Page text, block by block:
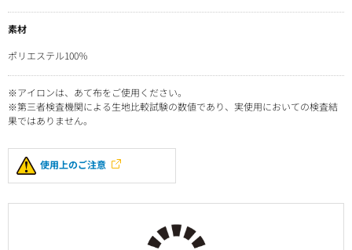
素材
ポリエステル100％
※アイロンは、あて布をご使用ください。
※第三者検査機関による生地比較試験の数値であり、実使用においての検査結
果ではありません。
使用上のご注意